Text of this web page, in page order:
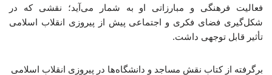
فعالیت فرهنگی و مبارزاتی او به شمار می‌آید؛ نقشی که در
شکل‌گیری فضای فکری و اجتماعی پیش از پیروزی انقلاب اسلامی
تأثیر قابل توجهی داشت.
برگرفته از کتاب نقش مساجد و دانشگاه‌ها در پیروزی انقلاب اسلامی